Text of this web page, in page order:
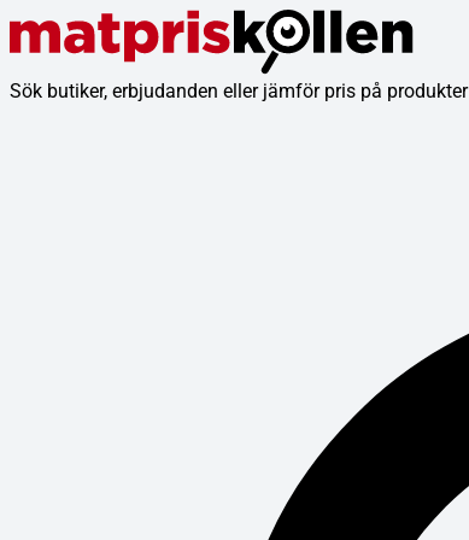
Sök butiker, erbjudanden eller jämför pris på produkter